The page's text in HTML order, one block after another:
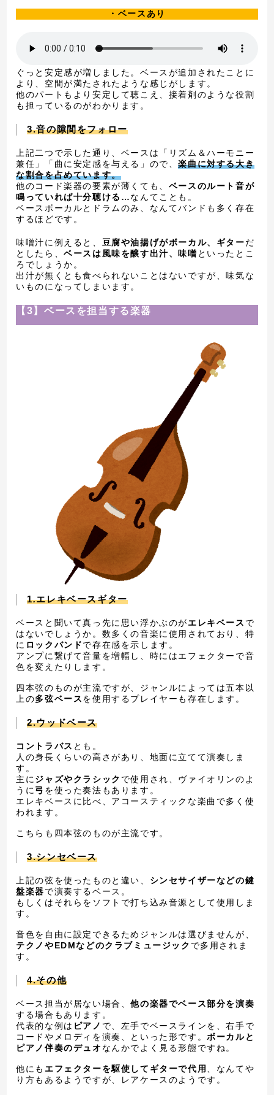
・ベースあり
ぐっと安定感が増しました。ベースが追加されたことに
より、空間が満たされたような感じがします。
他のパートもより安定して聴こえ、接着剤のような役割
も担っているのがわかります。
3.音の隙間をフォロー
上記二つで示した通り、ベースは「リズム＆ハーモニー
兼任」「曲に安定感を与える」ので、楽曲に対する大き
な割合を占めています。
他のコード楽器の要素が薄くても、 ベースのルート音が
鳴っていれば十分聴ける…なんてことも。
ベースボーカルとドラムのみ、なんてバンドも多く存在
するほどです。
味噌汁に例えると、 豆腐や油揚げがボーカル、ギターだ
としたら、ベースは風味を醸す出汁、味噌 といったとこ
ろでしょうか。
出汁が無くとも食べられないことはないですが、味気な
いものになってしまいます。
【3】ベースを担当する楽器
1.エレキベースギター
ベースと聞いて真っ先に思い浮かぶのがエレキベース で
はないでしょうか。数多くの音楽に使用されており、特
に ロックバンドで存在感を示します。
アンプに繋げて音量を増幅し、時にはエフェクターで音
色を変えたりします。
四本弦のものが主流ですが、ジャンルによっては五本以
上の多弦ベースを使用するプレイヤーも存在します。
2.ウッドベース
コントラバス とも。
人の身長くらいの高さがあり、地面に立てて演奏しま
す。
主にジャズやクラシック で使用され、ヴァイオリンのよ
うに弓 を使った奏法もあります。
エレキベースに比べ、アコースティックな楽曲で多く使
われます。
こちらも四本弦のものが主流です。
3.シンセベース
上記の弦を使ったものと違い、 シンセサイザーなどの鍵
盤楽器で演奏するベース。
もしくはそれらをソフトで打ち込み音源として使用しま
す。
音色を自由に設定できるためジャンルは選びませんが、
テクノやEDMなどのクラブミュージック で多用されま
す。
4.その他
ベース担当が居ない場合、他の楽器でベース部分を演奏
する場合もあります。
代表的な例は ピアノ で、左手でベースラインを、右手で
コードやメロディを演奏、といった形です。ボーカルと
ピアノ伴奏のデュオ なんかでよく見る形態ですね。
他にも エフェクターを駆使してギターで代用 、なんてや
り方もあるようですが、レアケースのようです。